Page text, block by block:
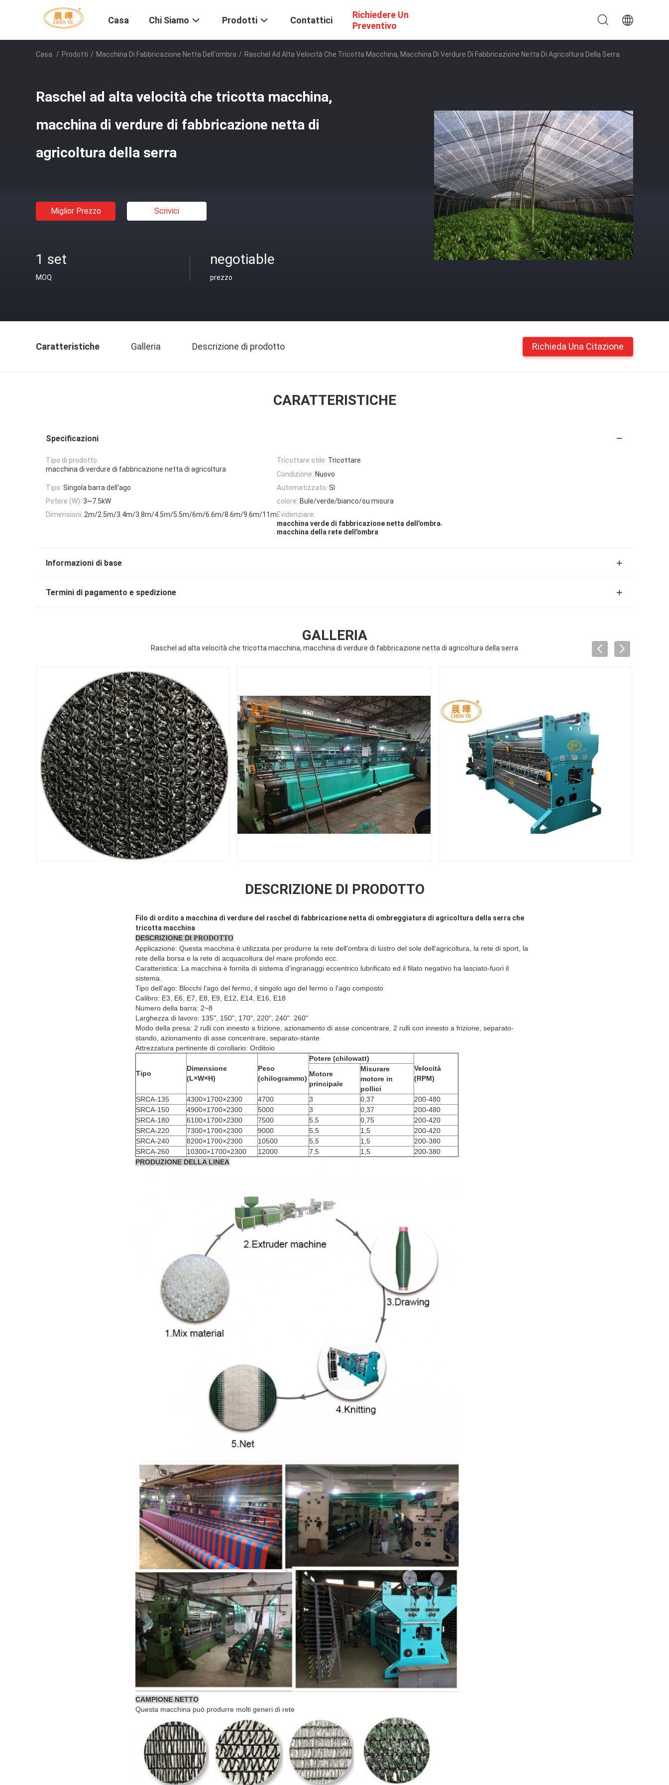
Casa Chi Siamo Prodotti Contattici
Richiedere Un
Preventivo
Casa / Prodotti / Macchina Di Fabbricazione Netta Dell'ombra / Raschel Ad Alta Velocità Che Tricotta Macchina, Macchina Di Verdure Di Fabbricazione Netta Di Agricoltura Della Serra
Raschel ad alta velocità che tricotta macchina,
macchina di verdure di fabbricazione netta di
agricoltura della serra
Miglior Prezzo Scrivici
1 set
MOQ
negotiable
prezzo
Caratteristiche Galleria Descrizione di prodotto Richieda Una Citazione
CARATTERISTICHE
Specificazioni
Tipo di prodotto:
macchina di verdure di fabbricazione netta di agricoltura
Tricottare stile: Tricottare
Condizione: Nuovo
Tipo: Singola barra dell'ago Automatizzato: Sì
Potere (W): 3~7.5kW colore: Bule/verde/bianco/su misura
Dimensioni: 2m/2.5m/3.4m/3.8m/4.5m/5.5m/6m/6.6m/8.6m/9.6m/11mEvidenziare:
macchina verde di fabbricazione netta dell'ombra,
macchina della rete dell'ombra
Informazioni di base
Termini di pagamento e spedizione
GALLERIA
Raschel ad alta velocità che tricotta macchina, macchina di verdure di fabbricazione netta di agricoltura della serra
DESCRIZIONE DI PRODOTTO
Filo di ordito a macchina di verdure del raschel di fabbricazione netta di ombreggiatura di agricoltura della serra che
tricotta macchina
DESCRIZIONE DI PRODOTTO
Applicazione: Questa macchina è utilizzata per produrre la rete dell'ombra di lustro del sole dell'agricoltura, la rete di sport, la
rete della borsa e la rete di acquacoltura del mare profondo ecc.
Caratteristica: La macchina è fornita di sistema d'ingranaggi eccentrico lubrificato ed il filato negativo ha lasciato-fuori il
sistema.
Tipo dell'ago: Blocchi l'ago del fermo, il singolo ago del fermo o l'ago composto
Calibro: E3, E6, E7, E8, E9, E12, E14, E16, E18
Numero della barra: 2~8
Larghezza di lavoro: 135", 150", 170", 220", 240". 260"
Modo della presa: 2 rulli con innesto a frizione, azionamento di asse concentrare, 2 rulli con innesto a frizione, separato-
stando, azionamento di asse concentrare, separato-stante
Attrezzatura pertinente di corollario: Orditoio
Tipo
Dimensione
(L×W×H)
Peso
(chilogrammo)
Potere (chilowatt)
Velocità
(RPM)
Motore
principale
Misurare
motore in
pollici
SRCA-135
4300×1700×2300 4700 3 0,37
200-480
SRCA-150
4900×1700×2300 5000 3 0,37
200-480
SRCA-180
6100×1700×2300 7500 5,5 0,75
200-420
SRCA-220
7300×1700×2300 9000 5,5 1,5
200-420
SRCA-240
8200×1700×2300 10500 5,5 1,5
200-380
SRCA-260
10300×1700×2300 12000 7,5 1,5
200-380
PRODUZIONE DELLA LINEA
CAMPIONE NETTO
Questa macchina può produrre molti generi di rete